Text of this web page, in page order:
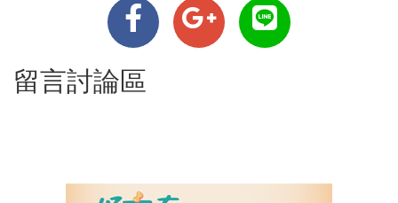
留言討論區